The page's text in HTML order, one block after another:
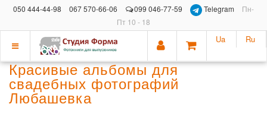
050 444-44-98 067 570-66-06 099 046-77-59 Telegram
Пн-
Пт 10 - 18
Показать
меню
Ua Ru
Красивые альбомы для
свадебных фотографий
Любашевка